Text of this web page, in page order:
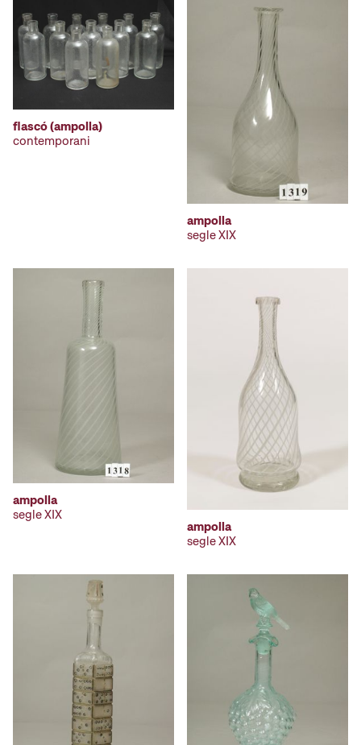
flascó (ampolla)
contemporani
ampolla
segle XIX
ampolla
segle XIX
ampolla
segle XIX